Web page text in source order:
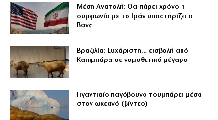
Μέση Ανατολή: Θα πάρει χρόνο η
συμφωνία με το Ιράν υποστηρίζει ο
Βανς
Βραζιλία: Ευχάριστη… εισβολή από
Καπιμπάρα σε νομοθετικό μέγαρο
Γιγαντιαίο παγόβουνο τουμπάρει μέσα
στον ωκεανό (βίντεο)